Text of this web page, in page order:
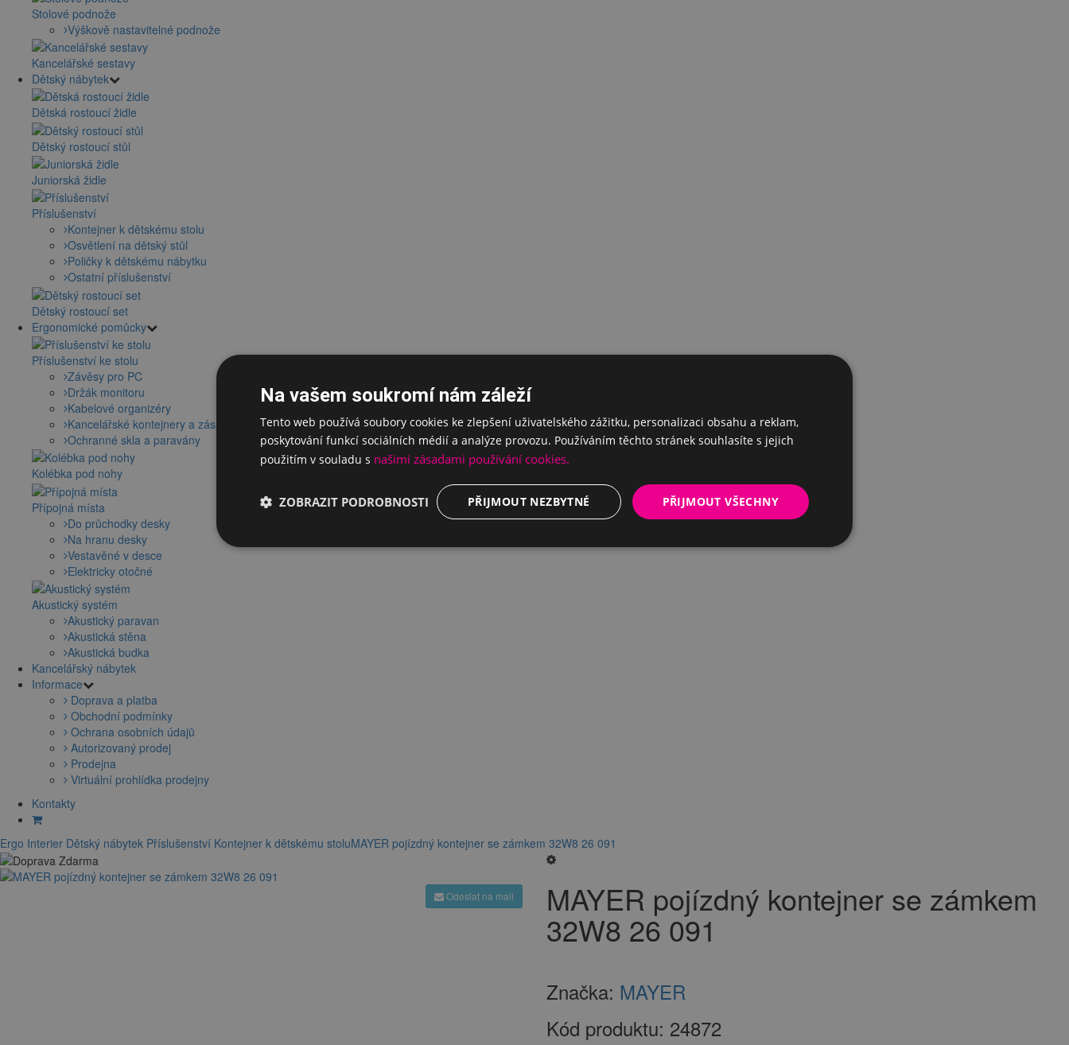
Stolové podnože
Výškově nastavitelné podnože
Kancelářské sestavy
Dětský nábytek
Dětská rostoucí židle
Dětský rostoucí stůl
Juniorská židle
Příslušenství
Kontejner k dětskému stolu
Osvětlení na dětský stůl
Poličky k dětskému nábytku
Ostatní příslušenství
Dětský rostoucí set
Ergonomické pomůcky
Příslušenství ke stolu
Závěsy pro PC
Držák monitoru
Kabelové organizéry
Kancelářské kontejnery a zásuvky
Ochranné skla a paravány
Kolébka pod nohy
Přípojná místa
Do průchodky desky
Na hranu desky
Vestavěné v desce
Elektricky otočné
Akustický systém
Akustický paravan
Akustická stěna
Akustická budka
Kancelářský nábytek
Informace
Doprava a platba
Obchodní podmínky
Ochrana osobních údajů
Autorizovaný prodej
Prodejna
Virtuální prohlídka prodejny
Kontakty
Ergo Interier Dětský nábytek Příslušenství Kontejner k dětskému stoluMAYER pojízdný kontejner se zámkem 32W8 26 091
Odeslat na mail MAYER pojízdný kontejner se zámkem
32W8 26 091
Značka: MAYER
Kód produktu: 24872
Na vašem soukromí nám záleží
Tento web používá soubory cookies ke zlepšení uživatelského zážitku, personalizaci obsahu a reklam,
poskytování funkcí sociálních médií a analýze provozu. Používáním těchto stránek souhlasíte s jejich
použitím v souladu s našimi zásadami používání cookies.
PŘIJMOUT VŠECHNY
PŘIJMOUT NEZBYTNÉ
ZOBRAZIT PODROBNOSTI